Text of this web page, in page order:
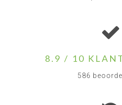
8.9 / 10
586